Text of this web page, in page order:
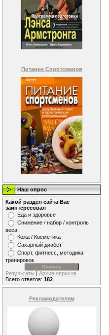
Питание Спортсменов
Наш опрос
Какой раздел сайта Вас
заинтересовал
Еда и здоровье
Снижение / набор / контроль
веса
Кожа / Косметика
Сахарный диабет
Спорт, фитнесс, методика
тренировок
Результаты | Архив опросов
Всего ответов: 182
Рекламодателям